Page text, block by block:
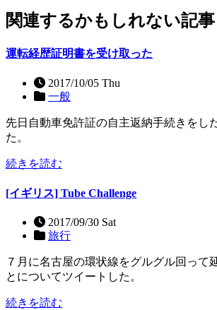
関連するかもしれない記事
運転経歴証明書を受け取った
2017/10/05 Thu
一般
先日自動車免許証の自主返納手続きをし
た。
続きを読む
[イギリス] Tube Challenge
2017/09/30 Sat
旅行
７月に名古屋の環状線をグルグル回って
とについてツイートした。
続きを読む